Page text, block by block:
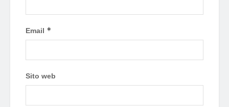
Email *
Sito web